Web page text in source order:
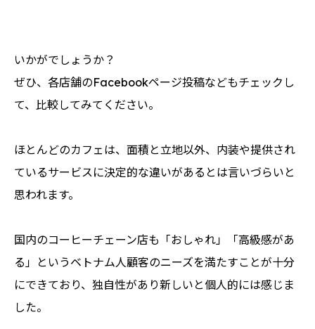
いかがでしょうか？
ぜひ、各店舗のFacebookページ投稿などもチェックし
て、比較してみてください。
ほとんどのカフェは、面積と立地以外、内装や提供され
ているサービスに決定的な違いがあるとは言いづらいと
思われます。
国内のコーヒーチェーン店も「おしゃれ」「高級感があ
る」というベトナム人顧客のニーズを満たすことが十分
にできており、独自性があり新しいと個人的には感じま
した。